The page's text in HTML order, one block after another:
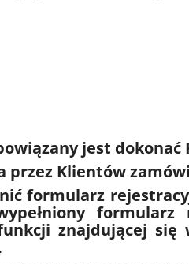
jest dokonać
przez Klientów
formularz
znajdującej